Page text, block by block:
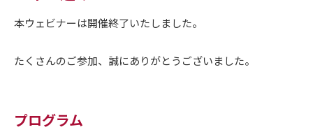
本ウェビナーは開催終了いたしました。
たくさんのご参加、誠にありがとうございました。
プログラム